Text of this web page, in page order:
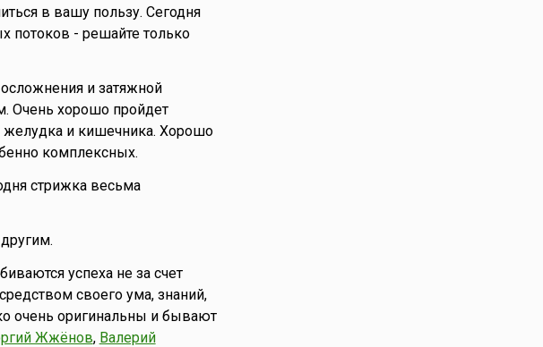
в вашу пользу. Сегодня
потоков - решайте только
и затяжной
Очень хорошо пройдет
желудка и кишечника. Хорошо
комплексных.
стрижка весьма
успеха не за счет
своего ума, знаний,
очень оригинальны и бывают
Жжёнов, Валерий